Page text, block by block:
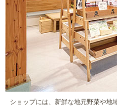
ショップには、新鮮な地元野菜や地